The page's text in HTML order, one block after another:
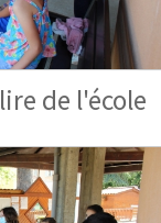
de l'école